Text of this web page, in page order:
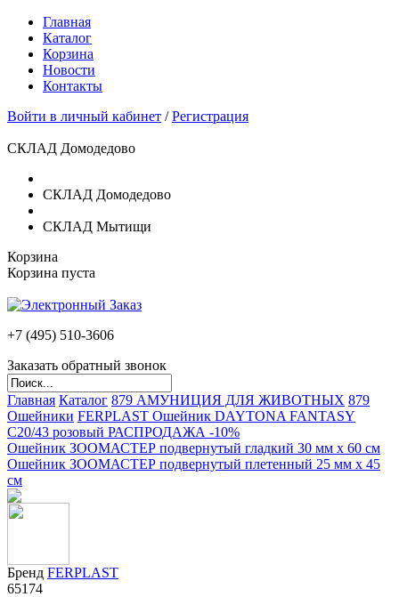
Главная
Каталог
Корзина
Новости
Контакты
Войти в личный кабинет /Регистрация
СКЛАД Домодедово
СКЛАД Домодедово
СКЛАД Мытищи
Корзина
Корзина пуста
+7 (495) 510-3606
Заказать обратный звонок
Главная Каталог 879 АМУНИЦИЯ ДЛЯ ЖИВОТНЫХ 879
Ошейники FERPLAST Ошейник DAYTONA FANTASY
C20/43 розовый РАСПРОДАЖА -10%
Ошейник ЗООМАСТЕР подвернутый гладкий 30 мм х 60 см
Ошейник ЗООМАСТЕР подвернутый плетенный 25 мм х 45
см
Бренд FERPLAST
65174